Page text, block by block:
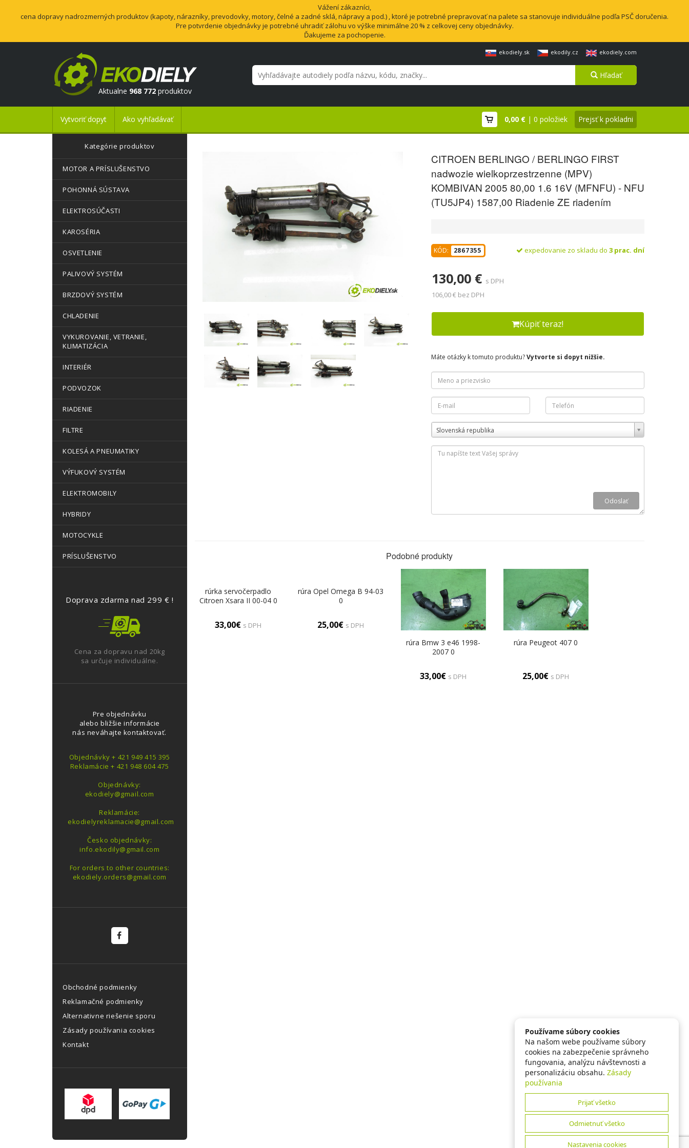
Vážení zákazníci,
cena dopravy nadrozmerných produktov (kapoty, nárazníky, prevodovky, motory, čelné a zadné sklá, nápravy a pod.) , ktoré je potrebné prepravovať na palete sa stanovuje individuálne podľa PSČ doručenia.
Pre potvrdenie objednávky je potrebné uhradiť zálohu vo výške minimálne 20 % z celkovej ceny objednávky.
Ďakujeme za pochopenie.
ekodiely.sk ekodily.cz ekodiely.com
Aktualne 968 772 produktov
Hľadať
Vytvoriť dopyt Ako vyhľadávať 0,00 € | 0 položiek Prejsť k pokladni
Kategórie produktov
MOTOR A PRÍSLUŠENSTVO
POHONNÁ SÚSTAVA
ELEKTROSÚČASTI
KAROSÉRIA
OSVETLENIE
PALIVOVÝ SYSTÉM
BRZDOVÝ SYSTÉM
CHLADENIE
VYKUROVANIE, VETRANIE,
KLIMATIZÁCIA
INTERIÉR
PODVOZOK
RIADENIE
FILTRE
KOLESÁ A PNEUMATIKY
VÝFUKOVÝ SYSTÉM
ELEKTROMOBILY
HYBRIDY
MOTOCYKLE
PRÍSLUŠENSTVO
Doprava zdarma nad 299 € !
Cena za dopravu nad 20kg
sa určuje individuálne.
Pre objednávku
alebo bližšie informácie
nás neváhajte kontaktovať.
Objednávky + 421 949 415 395
Reklamácie + 421 948 604 475
Objednávky:
ekodiely@gmail.com
Reklamácie:
ekodielyreklamacie@gmail.com
Česko objednávky:
info.ekodily@gmail.com
For orders to other countries:
ekodiely.orders@gmail.com
Obchodné podmienky
Reklamačné podmienky
Alternativne riešenie sporu
Zásady používania cookies
Kontakt
CITROEN BERLINGO / BERLINGO FIRST
nadwozie wielkoprzestrzenne (MPV)
KOMBIVAN 2005 80,00 1.6 16V (MFNFU) - NFU
(TU5JP4) 1587,00 Riadenie ZE riadením
KÓD: 2867355 expedovanie zo skladu do 3 prac. dní
130,00 € s DPH
106,00 € bez DPH
Kúpiť teraz!
Máte otázky k tomuto produktu?Vytvorte si dopyt nižšie.
Slovenská republika
Podobné produkty
rúrka servočerpadlo
Citroen Xsara II 00-04 0
33,00€ s DPH
rúra Opel Omega B 94-03
0
25,00€ s DPH
rúra Bmw 3 e46 1998-
2007 0
33,00€ s DPH
rúra Peugeot 407 0
25,00€ s DPH
Používame súbory cookies
Na našom webe používame súbory
cookies na zabezpečenie správneho
fungovania, analýzu návštevnosti a
personalizáciu obsahu. Zásady
používania
Prijať všetko
Odmietnuť všetko
Nastavenia cookies